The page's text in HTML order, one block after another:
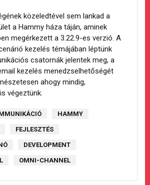
közeledtével sem lankad a
a Hammy háza táján, aminek
megérkezett a 3.22.9-es verzió. A
kezelés témájában léptünk
csatornák jelentek meg, a
kezelés menedzselhetőségét
ahogy mindig,
végeztünk.
HAMMY
FEJLESZTÉS
DEVELOPMENT
OMNI-CHANNEL